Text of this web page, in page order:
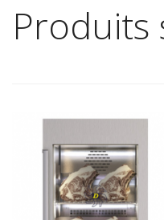
Produits